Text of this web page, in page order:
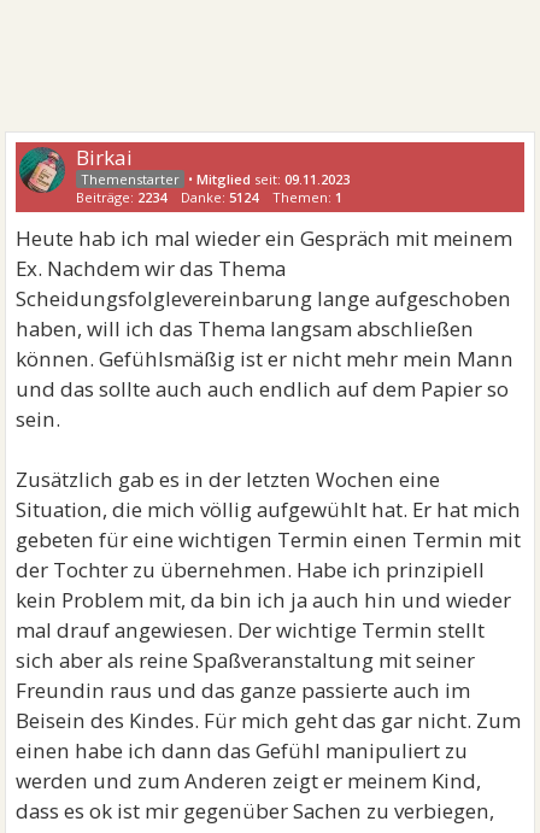
Birkai
•Mitglied seit:09.11.2023
Beiträge: 2234 Danke: 5124 Themen: 1
Heute hab ich mal wieder ein Gespräch mit meinem
Ex. Nachdem wir das Thema
Scheidungsfolglevereinbarung lange aufgeschoben
haben, will ich das Thema langsam abschließen
können. Gefühlsmäßig ist er nicht mehr mein Mann
und das sollte auch auch endlich auf dem Papier so
sein.
Zusätzlich gab es in der letzten Wochen eine
Situation, die mich völlig aufgewühlt hat. Er hat mich
gebeten für eine wichtigen Termin einen Termin mit
der Tochter zu übernehmen. Habe ich prinzipiell
kein Problem mit, da bin ich ja auch hin und wieder
mal drauf angewiesen. Der wichtige Termin stellt
sich aber als reine Spaßveranstaltung mit seiner
Freundin raus und das ganze passierte auch im
Beisein des Kindes. Für mich geht das gar nicht. Zum
einen habe ich dann das Gefühl manipuliert zu
werden und zum Anderen zeigt er meinem Kind,
dass es ok ist mir gegenüber Sachen zu verbiegen,